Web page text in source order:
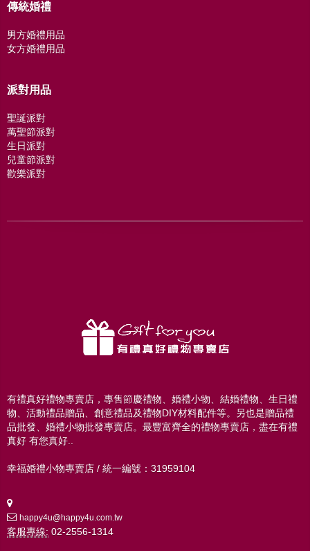
傳統婚禮
男方婚禮用品
女方婚禮用品
派對用品
聖誕派對
萬聖節派對
生日派對
兒童節派對
歡樂派對
有禮真好禮物專賣店，專售節慶禮物、婚禮小物、結婚禮物、生日禮
物、活動禮品贈品、創意禮品及禮物DIY材料配件等。另也是贈品禮
品批發、婚禮小物批發專賣店。最豐富齊全的禮物專賣店，盡在有禮
真好 有您真好..
幸福婚禮小物專賣店 / 統一編號：31959104
happy4u@happy4u.com.tw
客服專線: 02-2556-1314